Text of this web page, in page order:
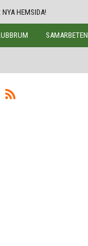
HEMSIDA!
SAMARBETEN